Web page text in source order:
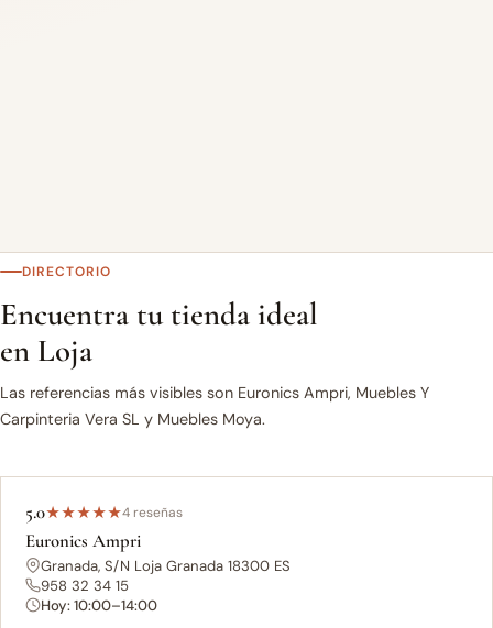
DIRECTORIO
Encuentra tu tienda ideal
en Loja
Las referencias más visibles son Euronics Ampri, Muebles Y
Carpinteria Vera SL y Muebles Moya.
5.0★★★★★4 reseñas
Euronics Ampri
Granada, S/N Loja Granada 18300 ES
958 32 34 15
Hoy: 10:00–14:00